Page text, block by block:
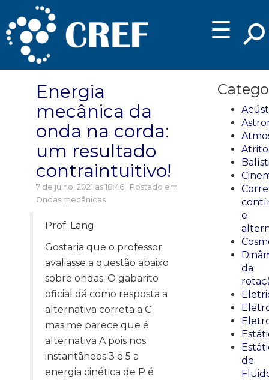
☰
Energia
mecânica da
onda na corda:
um resultado
contraintuitivo!
7 de julho, 2021 às 18:46 | Postado em
Ondas mecânicas
Prof. Lang
Gostaria que o professor
avaliasse a questão abaixo
sobre ondas. O gabarito
oficial dá como resposta a
alternativa correta a C
mas me parece que é
alternativa A pois nos
instantâneos 3 e 5 a
energia cinética de P é
Atrito
e
da
de